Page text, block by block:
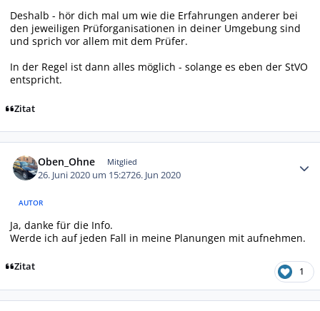
Deshalb - hör dich mal um wie die Erfahrungen anderer bei
den jeweiligen Prüforganisationen in deiner Umgebung sind
und sprich vor allem mit dem Prüfer.
In der Regel ist dann alles möglich - solange es eben der StVO
entspricht.
Zitat
Oben_Ohne Mitglied
26. Juni 2020 um 15:2726. Jun 2020
AUTOR
Ja, danke für die Info.
Werde ich auf jeden Fall in meine Planungen mit aufnehmen.
Zitat 1